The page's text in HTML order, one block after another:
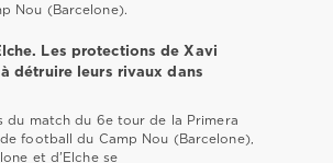
Nou (Barcelone).
Les protections de Xavi
détruire leurs rivaux dans
du match du 6e tour de la Primera
football du Camp Nou (Barcelone),
et d'Elche se